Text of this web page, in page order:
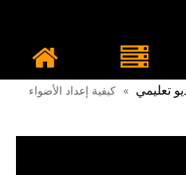
تعليمي » كيفية إعداد الأضواء